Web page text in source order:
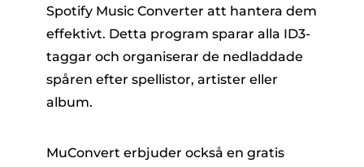
Spotify Music Converter att hantera dem
effektivt. Detta program sparar alla ID3-
taggar och organiserar de nedladdade
spåren efter spellistor, artister eller
album.
MuConvert erbjuder också en gratis